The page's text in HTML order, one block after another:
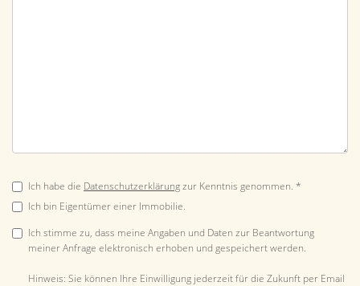
Ich habe die Datenschutzerklärungzur Kenntnis genommen. *
Ich bin Eigentümer einer Immobilie.
Ich stimme zu, dass meine Angaben und Daten zur Beantwortung
meiner Anfrage elektronisch erhoben und gespeichert werden.
Hinweis: Sie können Ihre Einwilligung jederzeit für die Zukunft per Email